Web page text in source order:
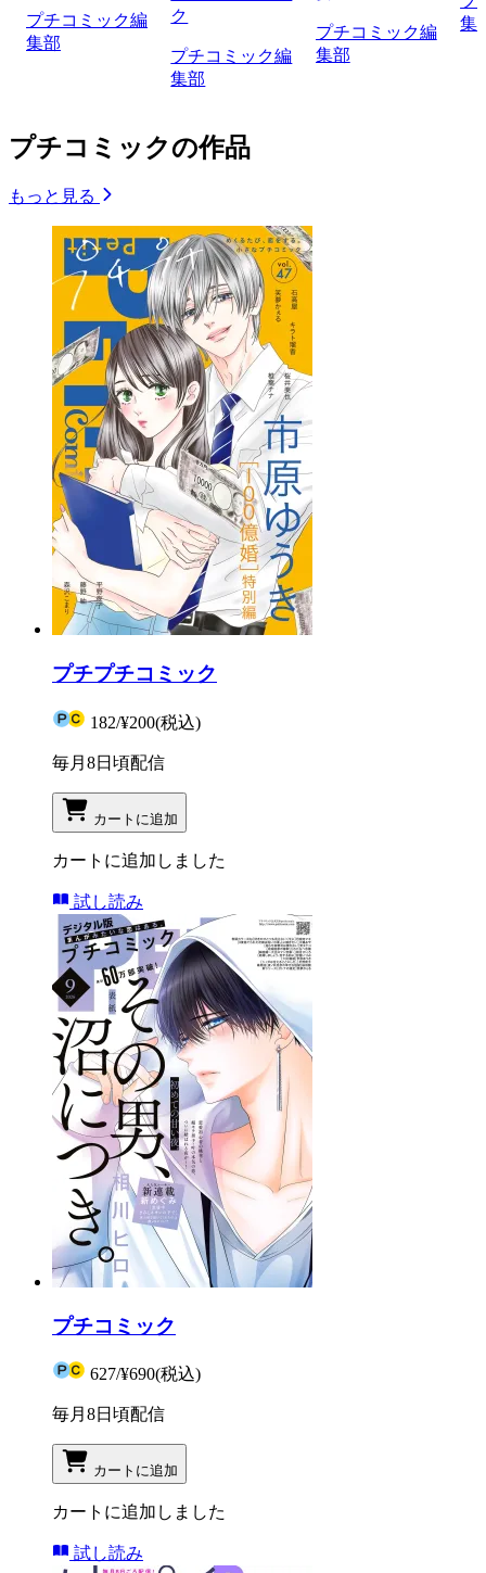
プチコミック編
集部
ク
プチコミック編
集部
プチコミック編
集部
集
プチコミックの作品
もっと見る
プチプチコミック
182/¥200(税込)
毎月8日頃配信
カートに追加
カートに追加しました
試し読み
プチコミック
627/¥690(税込)
毎月8日頃配信
カートに追加
カートに追加しました
試し読み